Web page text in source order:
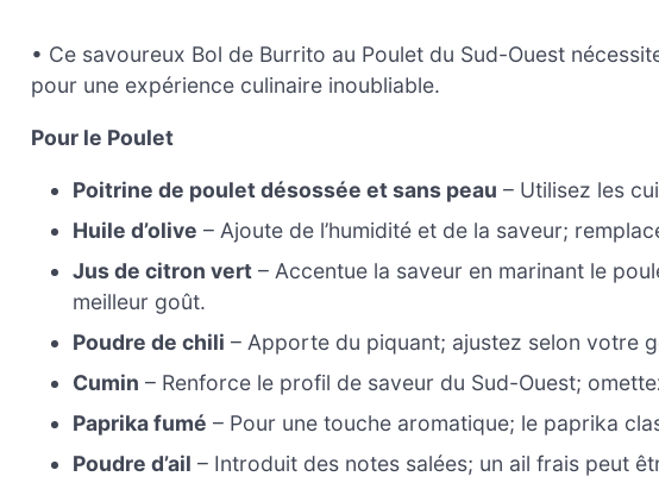
• Ce savoureux Bol de Burrito au Poulet du Sud-Ouest
pour une expérience culinaire inoubliable.
Pour le Poulet
Poitrine de poulet désossée et sans peau – Utilisez les
Huile d’olive – Ajoute de l’humidité et de la saveur;
Jus de citron vert – Accentue la saveur en marinant le
meilleur goût.
Poudre de chili – Apporte du piquant; ajustez selon votre
Cumin – Renforce le profil de saveur du Sud-Ouest;
Paprika fumé – Pour une touche aromatique; le paprika
Poudre d’ail – Introduit des notes salées; un ail frais peut